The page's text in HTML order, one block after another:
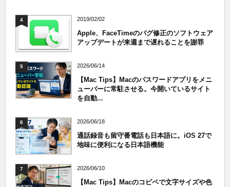
4 2019/02/02
Apple、FaceTimeのバグ修正のソフトウェア
アップデートが来週まで遅れることを謝罪
5 2026/06/14
【Mac Tips】Macのパスワードアプリをメニ
ューバーに常駐させる。今開いているサイト
を自動...
6 2026/06/18
通話録音も留守番電話も日本語に。iOS 27で
地味に便利になる日本語機能
7 2026/06/10
【Mac Tips】Macのコピペで文字サイズや色